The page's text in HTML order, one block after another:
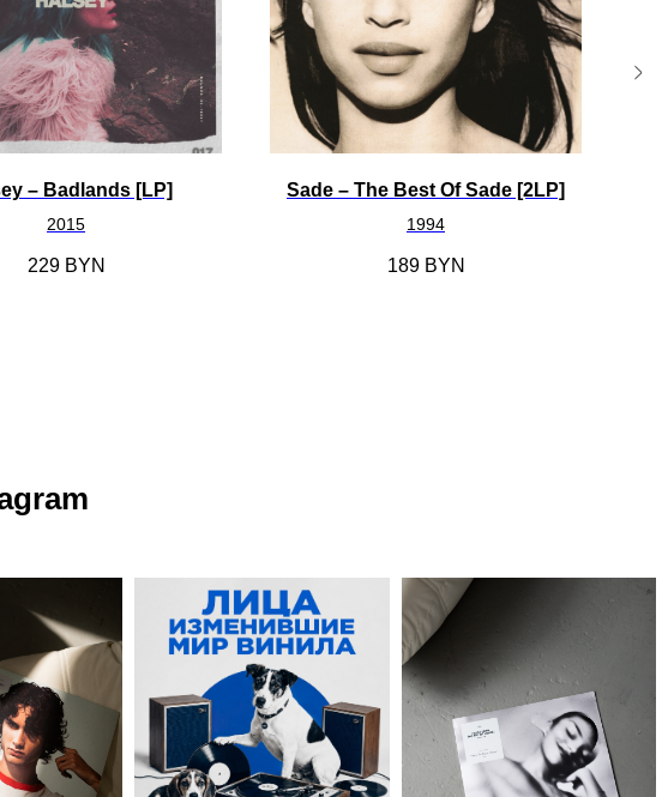
‎– Badlands [LP]
2015
229 BYN
Sade ‎– The Best Of Sade [2LP]
1994
189 BYN